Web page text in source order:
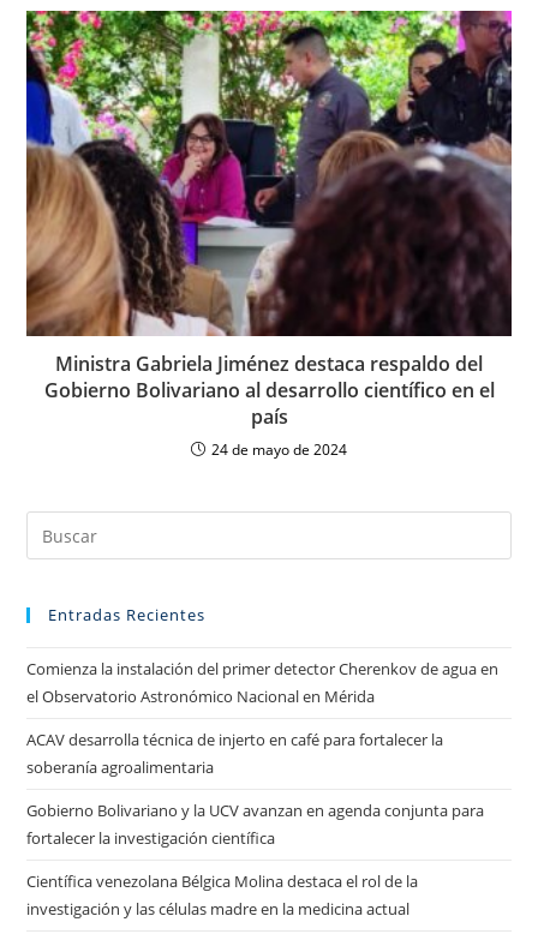
Ministra Gabriela Jiménez destaca respaldo del
Gobierno Bolivariano al desarrollo científico en el
país
24 de mayo de 2024
Entradas Recientes
Comienza la instalación del primer detector Cherenkov de agua en
el Observatorio Astronómico Nacional en Mérida
ACAV desarrolla técnica de injerto en café para fortalecer la
soberanía agroalimentaria
Gobierno Bolivariano y la UCV avanzan en agenda conjunta para
fortalecer la investigación científica
Científica venezolana Bélgica Molina destaca el rol de la
investigación y las células madre en la medicina actual